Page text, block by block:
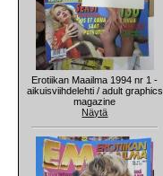
Erotiikan Maailma 1994 nr 1 -
aikuisviihdelehti / adult graphics
magazine
Näytä